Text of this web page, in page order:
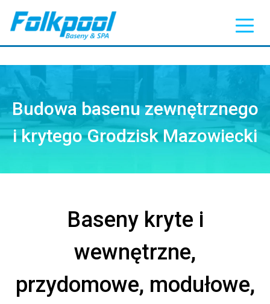
Budowa basenu zewnętrznego
i krytego Grodzisk Mazowiecki
Baseny kryte i
wewnętrzne,
przydomowe, modułowe,